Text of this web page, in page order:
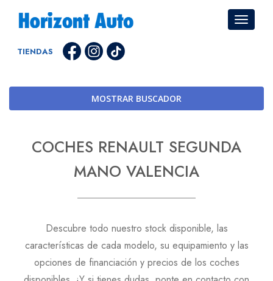
TIENDAS
MOSTRAR BUSCADOR
COCHES RENAULT SEGUNDA
MANO VALENCIA
Descubre todo nuestro stock disponible, las
características de cada modelo, su equipamiento y las
opciones de financiación y precios de los coches